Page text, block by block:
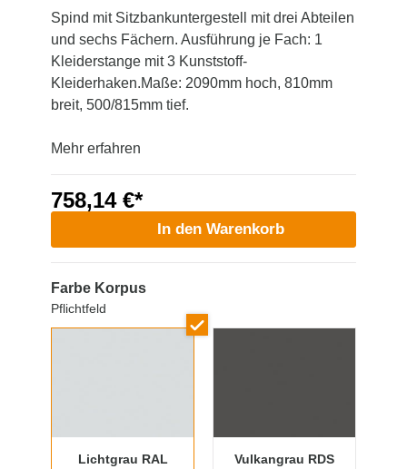
Spind mit Sitzbankuntergestell mit drei Abteilen
und sechs Fächern. Ausführung je Fach: 1
Kleiderstange mit 3 Kunststoff-
Kleiderhaken.Maße: 2090mm hoch, 810mm
breit, 500/815mm tief.
Mehr erfahren
758,14 €*
In den Warenkorb
Farbe Korpus
Pflichtfeld
Lichtgrau RAL
Vulkangrau RDS